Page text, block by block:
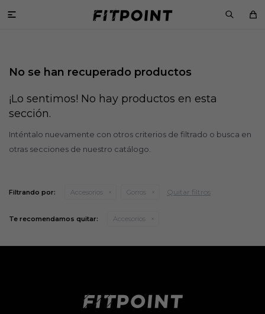

No se han recuperado productos
¡Lo sentimos! No hay productos en esta
sección.
Inténtalo nuevamente con otros criterios de filtrado o busca en
otras secciones de nuestro catálogo.
Filtrando por: Accesorios Gorros Quitar filtros
Te recomendamos quitar: Accesorios